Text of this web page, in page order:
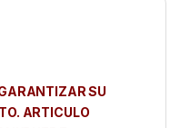
SU
ARTICULO